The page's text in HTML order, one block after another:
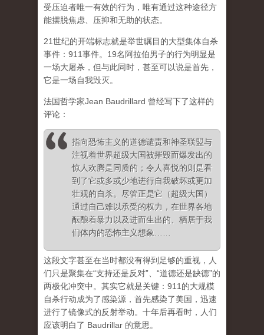
受压迫者唯一有效的行为，唯有通过这种途径方
能摆脱焦虑、压抑和无助的状态。
21世纪的开端标志就是举世瞩目的大型集体自杀
事件：911事件。19名阿拉伯男子的行为明显是
一场大屠杀，但与此同时，甚至可以说是首先，
它是一场自我毁灭。
法国哲学家Jean Baudrillard 曾经写下了这样的
评论：
指向恐怖主义的道德谴责和神圣联盟与
注视着世界超级大国被摧毁而爆发出的
惊人欢腾是同质的；令人喜悦的则是看
到了它或多或少地进行自我破坏或更加
壮观的自杀。尽管正是它（超级大国）
通过自己难以承受的权力，在世界各地
酝酿着暴力以及进而生出的、栖居于我
们体内的恐怖主义想象……
这段文字甚至在当时都没有得到足够的重视，人
们只是聚集在“支持还是反对”、“道德还是缺德”的
两极化冲突中。其实它就是关键：911的大规模
自杀行动成为了感染源，首先感染了美国，迅速
进行了镜像式的反射举动。十年后再看时，人们
应该明白了 Baudrillar 的意思。